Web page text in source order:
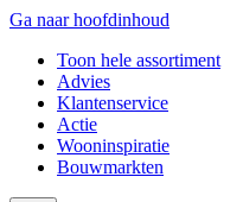
Ga naar hoofdinhoud
Toon hele assortiment
Advies
Klantenservice
Actie
Wooninspiratie
Bouwmarkten